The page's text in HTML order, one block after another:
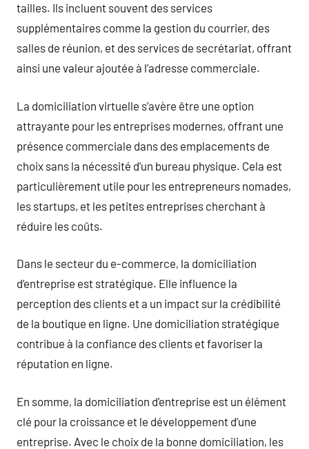
tailles. Ils incluent souvent des services
supplémentaires comme la gestion du courrier, des
salles de réunion, et des services de secrétariat, offrant
ainsi une valeur ajoutée à l’adresse commerciale.
La domiciliation virtuelle s’avère être une option
attrayante pour les entreprises modernes, offrant une
présence commerciale dans des emplacements de
choix sans la nécessité d’un bureau physique. Cela est
particulièrement utile pour les entrepreneurs nomades,
les startups, et les petites entreprises cherchant à
réduire les coûts.
Dans le secteur du e-commerce, la domiciliation
d’entreprise est stratégique. Elle influence la
perception des clients et a un impact sur la crédibilité
de la boutique en ligne. Une domiciliation stratégique
contribue à la confiance des clients et favoriser la
réputation en ligne.
En somme, la domiciliation d’entreprise est un élément
clé pour la croissance et le développement d’une
entreprise. Avec le choix de la bonne domiciliation, les